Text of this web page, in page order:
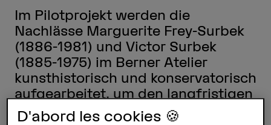
Im Pilotprojekt werden die
Nachlässe Marguerite Frey-Surbek
(1886-1981) und Victor Surbek
(1885-1975) im Berner Atelier
kunsthistorisch und konservatorisch
aufgearbeitet, um den langfristigen
Bestandserhalt zu ermöglichen.
D'abord les cookies 🍪